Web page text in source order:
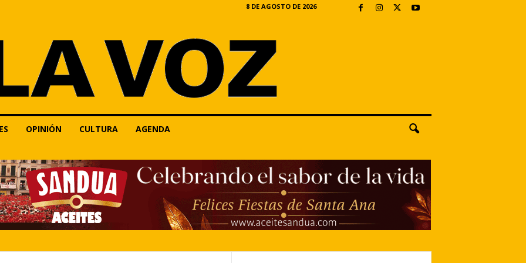
8 DE AGOSTO DE 2026
OPINIÓN CULTURA AGENDA